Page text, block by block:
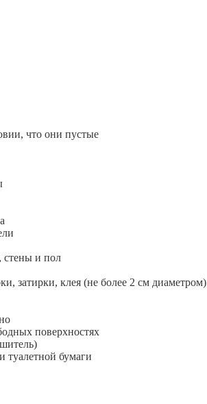
что они пустые
стены и пол
затирки, клея (не более 2 см диаметром)
поверхностях
туалетной бумаги